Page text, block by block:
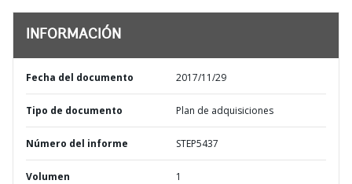
INFORMACIÓN
Fecha del documento 2017/11/29
Tipo de documento Plan de adquisiciones
Número del informe STEP5437
Volumen 1